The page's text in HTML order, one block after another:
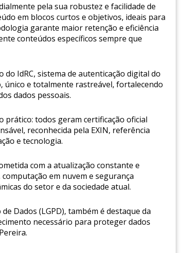
pela sua robustez e facilidade de
em blocos curtos e objetivos, ideais para
garante maior retenção e eficiência
conteúdos específicos sempre que
IdRC, sistema de autenticação digital do
único e totalmente rastreável, fortalecendo
dados pessoais.
prático: todos geram certificação oficial
reconhecida pela EXIN, referência
e tecnologia.
com a atualização constante e
em nuvem e segurança
do setor e da sociedade atual.
Dados (LGPD), também é destaque da
necessário para proteger dados